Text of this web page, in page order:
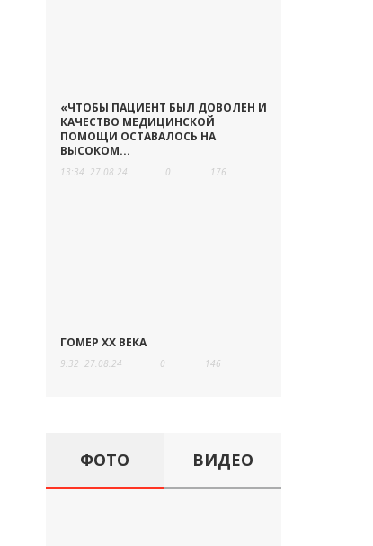
«ЧТОБЫ ПАЦИЕНТ БЫЛ ДОВОЛЕН И
КАЧЕСТВО МЕДИЦИНСКОЙ
ПОМОЩИ ОСТАВАЛОСЬ НА
ВЫСОКОМ...
13:34 27.08.24 0 176
ГОМЕР ХХ ВЕКА
9:32 27.08.24 0 146
ФОТО ВИДЕО